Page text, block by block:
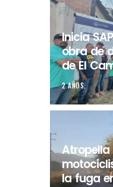
Inicia
obra de
de El
2 AÑOS.
la fuga